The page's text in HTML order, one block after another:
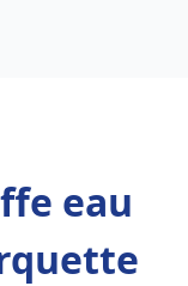
eau